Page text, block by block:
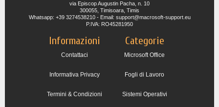
via Episcop Augustin Pacha, n. 10
300055, Timisoara, Timis
Whatsapp: +39 3274538210 - Email: support@macrosoft-support.eu
P.IVA: RO45281950
Informazioni
Contattaci
Informativa Privacy
Termini & Condizioni
Categorie
Microsoft Office
Fogli di Lavoro
Sistemi Operativi